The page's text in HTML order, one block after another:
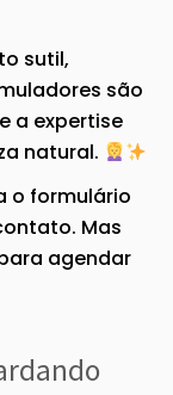
sutil,
são
a expertise
natural.
o formulário
Mas
agendar